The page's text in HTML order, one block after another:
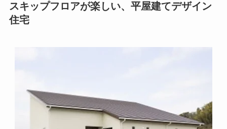
スキップフロアが楽しい、平屋建てデザイン
住宅